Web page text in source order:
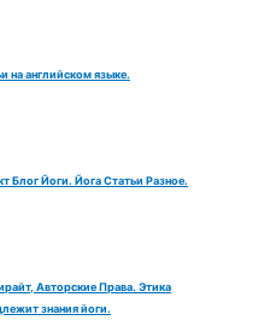
английском языке.
Йоги. Йога Статьи Разное.
Авторские Права. Этика
знания йоги.